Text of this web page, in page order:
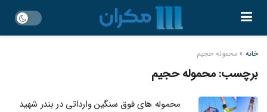
خانه » محموله حجیم
برچسب:محموله حجیم
محموله‌ های فوق سنگین وارداتی در بندر شهید